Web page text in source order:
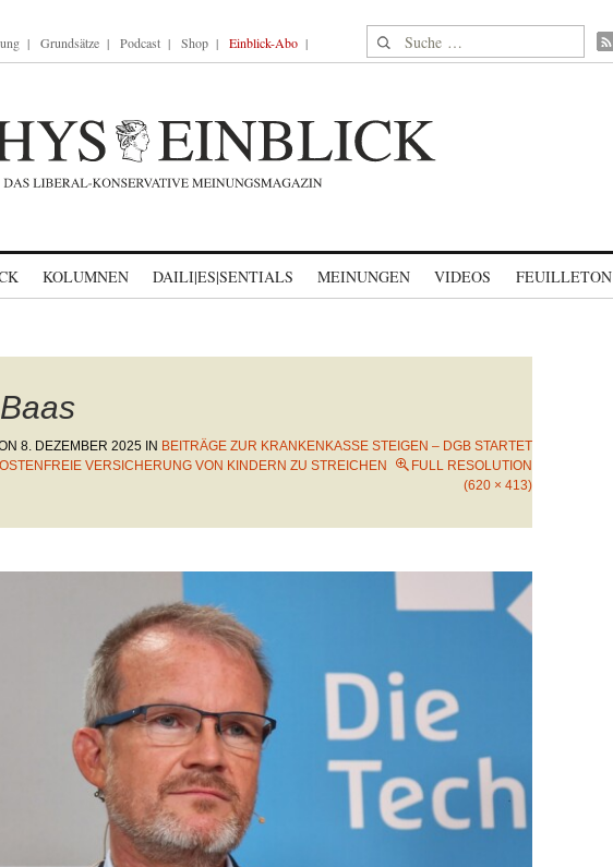
Grundsätze Podcast Shop Einblick-Abo Suche nach:
KOLUMNEN DAILI|ES|SENTIALS MEINUNGEN VIDEOS FEUILLETON
8. DEZEMBER 2025 IN BEITRÄGE ZUR KRANKENKASSE STEIGEN – DGB STARTET
VERSICHERUNG VON KINDERN ZU STREICHEN
FULL RESOLUTION
(620 × 413)